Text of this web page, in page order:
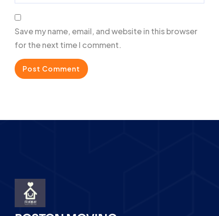
Save my name, email, and website in this browser
for the next time I comment.